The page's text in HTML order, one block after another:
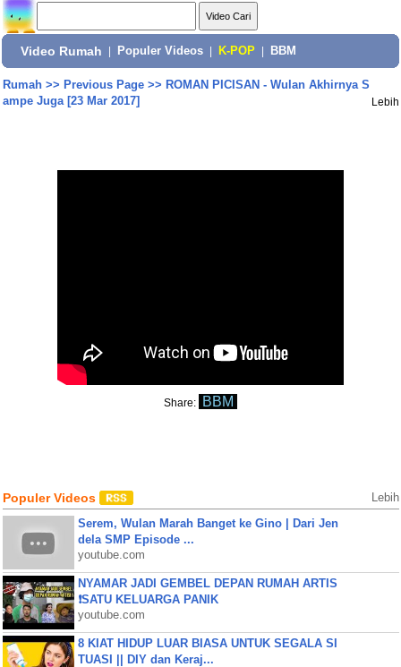
Video Rumah Populer Videos K-POP BBM
Rumah>> Previous Page>> ROMAN PICISAN - Wulan Akhirnya S
ampe Juga [23 Mar 2017]
Lebih
Share: BBM
Populer Videos Lebih
Serem, Wulan Marah Banget ke Gino | Dari Jen
dela SMP Episode ...
youtube.com
NYAMAR JADI GEMBEL DEPAN RUMAH ARTIS
❗SATU KELUARGA PANIK
youtube.com
8 KIAT HIDUP LUAR BIASA UNTUK SEGALA SI
TUASI || DIY dan Keraj...